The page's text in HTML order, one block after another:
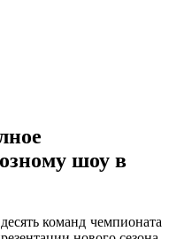
шоу в
команд чемпионата